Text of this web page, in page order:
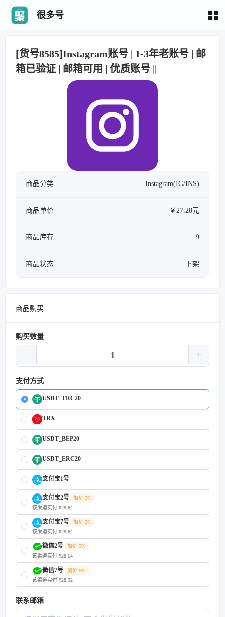
很多号
[货号8585]Instagram账号 | 1-3年老账号 | 邮
箱已验证 | 邮箱可用 | 优质账号 ||
商品分类 Instagram(IG/INS)
商品单价 ￥27.28元
商品库存 9
商品状态 下架
商品购买
购买数量
支付方式
USDT_TRC20
TRX
USDT_BEP20
USDT_ERC20
支付宝1号
支付宝2号
加价 5%
该渠道实付 ¥28.64
支付宝7号
加价 5%
该渠道实付 ¥28.64
微信2号
加价 5%
该渠道实付 ¥28.64
微信7号
加价 6%
该渠道实付 ¥28.92
联系邮箱